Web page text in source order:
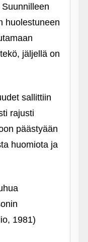
huolestuneen
jäljellä on
sallittiin
rajusti
päästyään
huomiota ja
1981)